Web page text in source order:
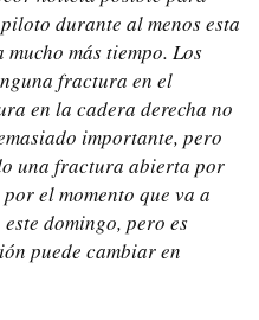
durante al menos esta
más tiempo. Los
fractura en el
en la cadera derecha no
importante, pero
una fractura abierta por
el momento que va a
domingo, pero es
puede cambiar en